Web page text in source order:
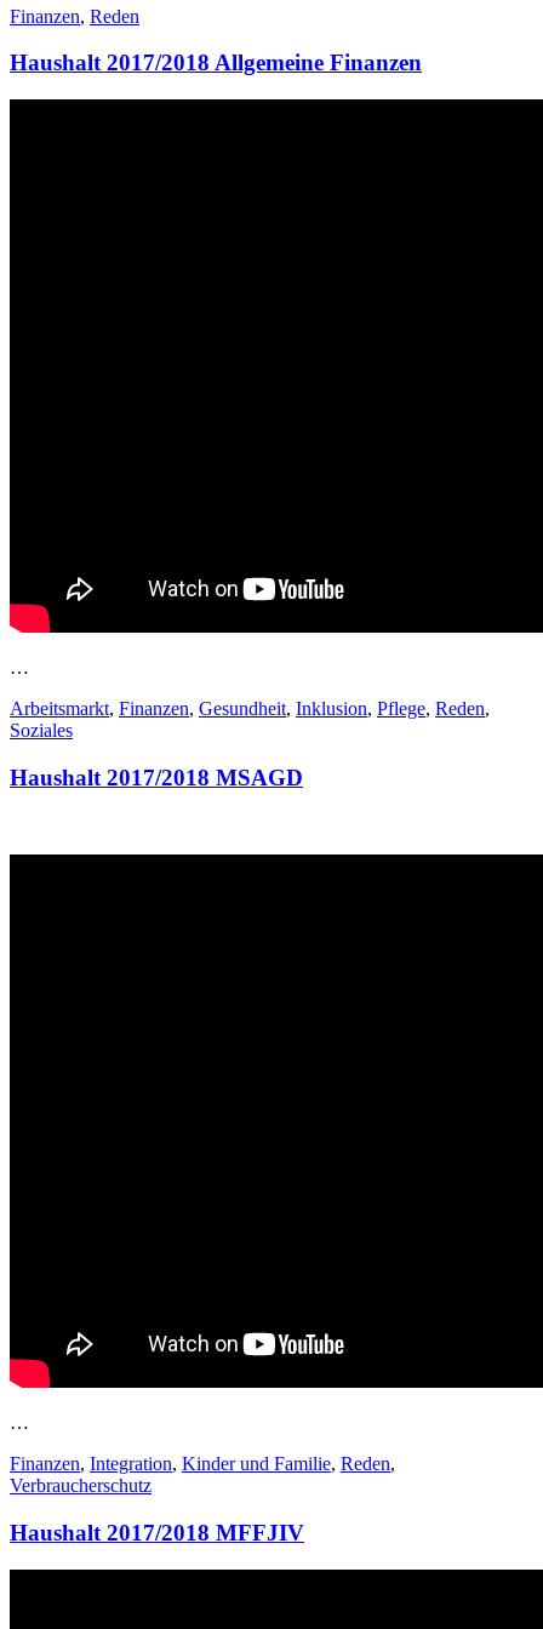
Finanzen, Reden
Haushalt 2017/2018 Allgemeine Finanzen
…
Arbeitsmarkt, Finanzen, Gesundheit, Inklusion, Pflege, Reden,
Soziales
Haushalt 2017/2018 MSAGD
…
Finanzen, Integration, Kinder und Familie, Reden,
Verbraucherschutz
Haushalt 2017/2018 MFFJIV